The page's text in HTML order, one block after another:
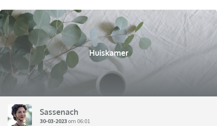
Huiskamer
Sassenach
30-03-2023 om 06:01